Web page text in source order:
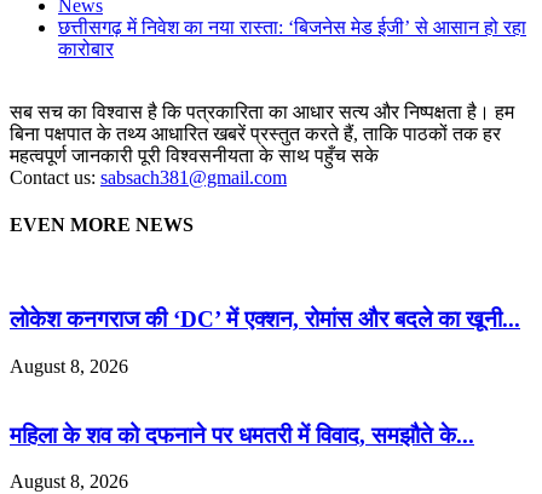
News
छत्तीसगढ़ में निवेश का नया रास्ता: ‘बिजनेस मेड ईजी’ से आसान हो रहा
कारोबार
सब सच का विश्वास है कि पत्रकारिता का आधार सत्य और निष्पक्षता है। हम
बिना पक्षपात के तथ्य आधारित खबरें प्रस्तुत करते हैं, ताकि पाठकों तक हर
महत्वपूर्ण जानकारी पूरी विश्वसनीयता के साथ पहुँच सके
Contact us: sabsach381@gmail.com
EVEN MORE NEWS
लोकेश कनगराज की ‘DC’ में एक्शन, रोमांस और बदले का खूनी...
August 8, 2026
महिला के शव को दफनाने पर धमतरी में विवाद, समझौते के...
August 8, 2026